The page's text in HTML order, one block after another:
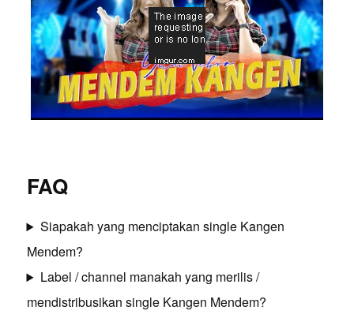
FAQ
Siapakah yang menciptakan single Kangen
Mendem?
Label / channel manakah yang merilis /
mendistribusikan single Kangen Mendem?